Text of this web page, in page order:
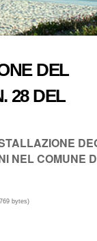
DEL
28 DEL
NEL COMUNE
bytes)